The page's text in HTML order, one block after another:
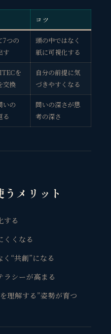
コツ
7つの
す
頭の中ではなく
紙に可視化する
を
交換
自分の前提に気
づきやすくなる
いの
る
問いの深さが思
考の深さ
メリット
する
くくなる
“共創”になる
ラシーが高まる
理解する”姿勢が育つ